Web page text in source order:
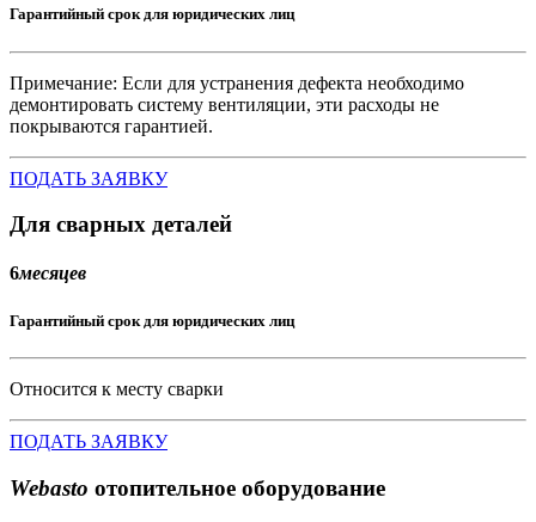
Гарантийный срок для юридических лиц
Примечание: Если для устранения дефекта необходимо
демонтировать систему вентиляции, эти расходы не
покрываются гарантией.
ПОДАТЬ ЗАЯВКУ
Для сварных деталей
6месяцев
Гарантийный срок для юридических лиц
Относится к месту сварки
ПОДАТЬ ЗАЯВКУ
Webasto отопительное оборудование